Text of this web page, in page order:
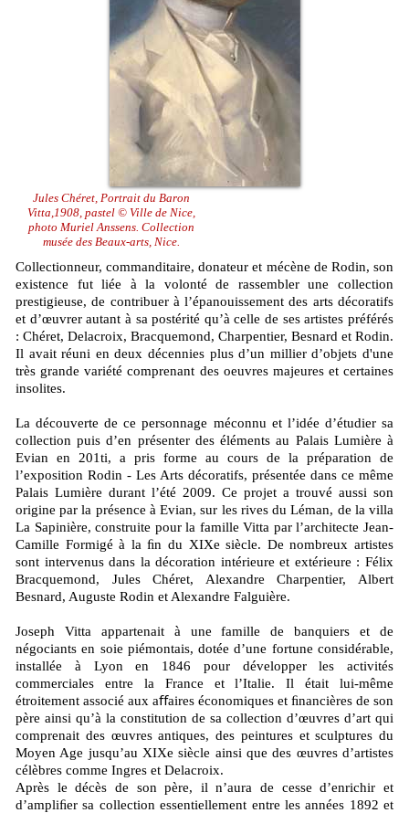
Jules Chéret, Portrait du Baron
Vitta,1908, pastel © Ville de Nice,
photo Muriel Anssens. Collection
musée des Beaux-arts, Nice.
Collectionneur, commanditaire, donateur et mécène de Rodin, son
existence fut liée à la volonté de rassembler une collection
prestigieuse, de contribuer à l’épanouissement des arts décoratifs
et d’œuvrer autant à sa postérité qu’à celle de ses artistes préférés
: Chéret, Delacroix, Bracquemond, Charpentier, Besnard et Rodin.
Il avait réuni en deux décennies plus d’un millier d’objets d'une
très grande variété comprenant des oeuvres majeures et certaines
insolites.
La découverte de ce personnage méconnu et l’idée d’étudier sa
collection puis d’en présenter des éléments au Palais Lumière à
Evian en 201ti, a pris forme au cours de la préparation de
l’exposition Rodin - Les Arts décoratifs, présentée dans ce même
Palais Lumière durant l’été 2009. Ce projet a trouvé aussi son
origine par la présence à Evian, sur les rives du Léman, de la villa
La Sapinière, construite pour la famille Vitta par l’architecte Jean-
Camille Formigé à la ﬁn du XIXe siècle. De nombreux artistes
sont intervenus dans la décoration intérieure et extérieure : Félix
Bracquemond, Jules Chéret, Alexandre Charpentier, Albert
Besnard, Auguste Rodin et Alexandre Falguière.
Joseph Vitta appartenait à une famille de banquiers et de
négociants en soie piémontais, dotée d’une fortune considérable,
installée à Lyon en 1846 pour développer les activités
commerciales entre la France et l’Italie. Il était lui-même
étroitement associé aux aﬀaires économiques et ﬁnancières de son
père ainsi qu’à la constitution de sa collection d’œuvres d’art qui
comprenait des œuvres antiques, des peintures et sculptures du
Moyen Age jusqu’au XIXe siècle ainsi que des œuvres d’artistes
célèbres comme Ingres et Delacroix.
Après le décès de son père, il n’aura de cesse d’enrichir et
d’ampliﬁer sa collection essentiellement entre les années 1892 et